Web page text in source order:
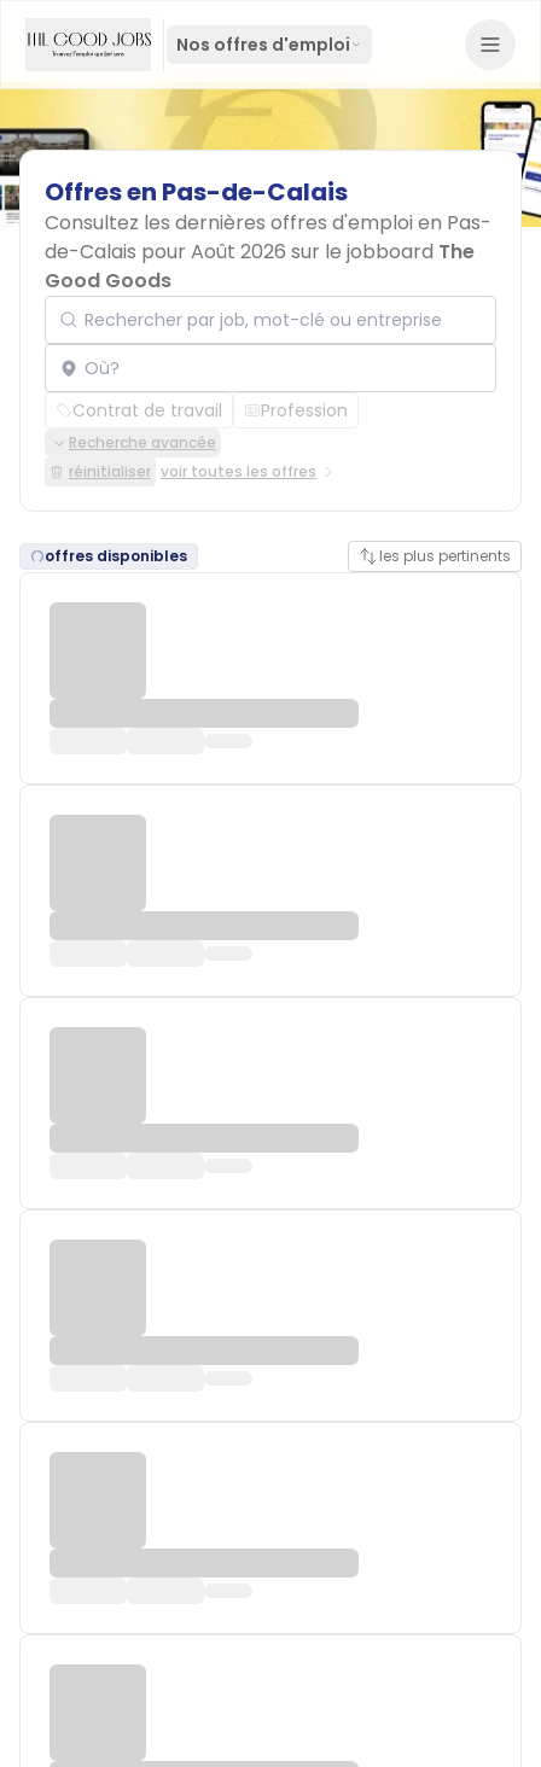
Nos offres d'emploi
Offresen Pas-de-Calais
Consultez les dernières offres d'emploi en Pas-
de-Calais pour Août 2026 sur le jobboard The
Good Goods
Rechercher par job, mot-clé ou entreprise
Localisation
Contrat de travail Profession
Recherche avancée
réinitialiser voir toutes les offres
offres disponibles les plus pertinents